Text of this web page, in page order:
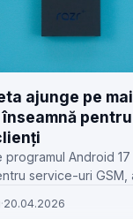
ajunge pe
Android
service-uri GSM,
·20.04.2026